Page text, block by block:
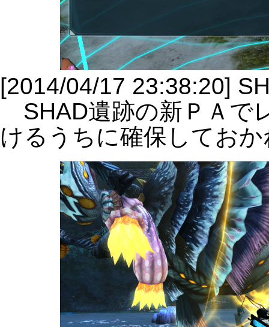
[2014/04/17 23:38:20]
SHAD遺跡の新ＰＡで
けるうちに確保してお